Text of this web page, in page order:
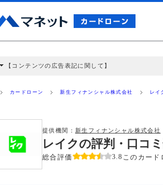
【コンテンツの広告表記に関して】
ミ収集などに基づき、公平性を担保した情報提供を行っ
カードローン 新生フィナンシャル株式会社 レイ
提供機関： 新生フィナンシャル株式会社
レイクの評判・口コ
総合評価 3.8 このカード